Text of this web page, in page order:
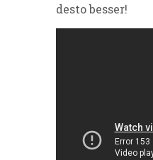
desto besser!